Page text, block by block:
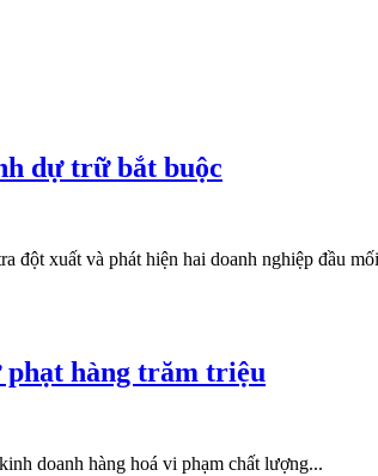
dự trữ bắt buộc
xuất và phát hiện hai doanh nghiệp đầu
phạt hàng trăm triệu
doanh hàng hoá vi phạm chất lượng...